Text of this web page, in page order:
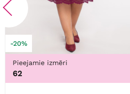
-20%
Pieejamie izmēri
62